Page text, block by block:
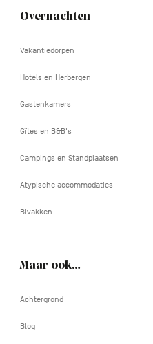
Overnachten
Vakantiedorpen
Hotels en Herbergen
Gastenkamers
Gîtes en B&B's
Campings en Standplaatsen
Atypische accommodaties
Bivakken
Maar ook…
Achtergrond
Blog